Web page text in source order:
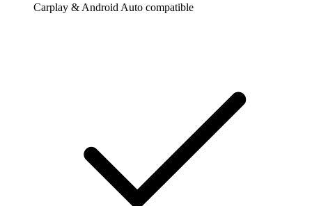
Carplay & Android Auto compatible